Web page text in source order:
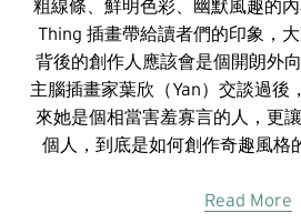
粗線條、鮮明色彩、幽默風趣的
Thing 插畫帶給讀者們的印象，
背後的創作人應該會是個開朗外
主腦插畫家葉欣（Yan）交談過後
來她是個相當害羞寡言的人，更
個人，到底是如何創作奇趣風格
Read More